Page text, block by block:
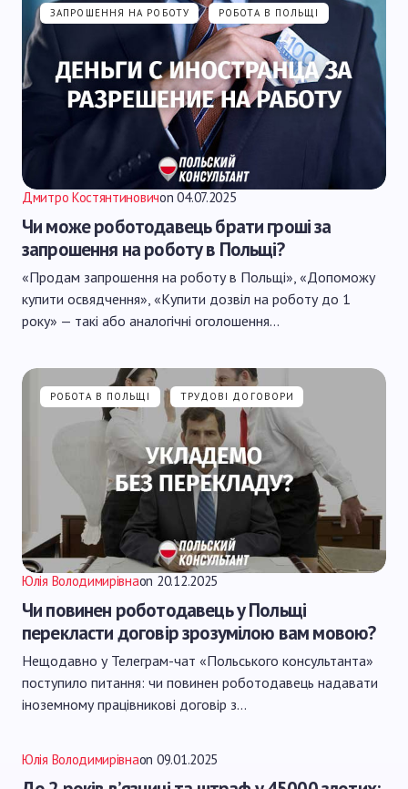
ЗАПРОШЕННЯ НА РОБОТУ РОБОТА В ПОЛЬЩІ
Дмитро Костянтиновичon 04.07.2025
Чи може роботодавець брати гроші за
запрошення на роботу в Польщі?
«Продам запрошення на роботу в Польщі», «Допоможу
купити освядчення», «Купити дозвіл на роботу до 1
року» — такі або аналогічні оголошення…
РОБОТА В ПОЛЬЩІ ТРУДОВІ ДОГОВОРИ
Юлія Володимирівнаon 20.12.2025
Чи повинен роботодавець у Польщі
перекласти договір зрозумілою вам мовою?
Нещодавно у Телеграм-чат «Польського консультанта»
поступило питання: чи повинен роботодавець надавати
іноземному працівникові договір з…
Юлія Володимирівнаon 09.01.2025